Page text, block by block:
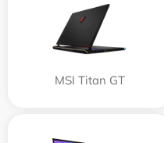
MSI Titan GT